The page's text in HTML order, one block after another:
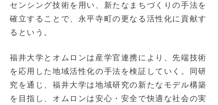
センシング技術を用い、新たなまちづくりの手法を
確立することで、永平寺町の更なる活性化に貢献す
るという。
福井大学とオムロンは産学官連携により、先端技術
を応用した地域活性化の手法を検証していく。同研
究を通じ、福井大学は地域研究の新たなモデル構築
を目指し、オムロンは安心・安全で快適な社会の実